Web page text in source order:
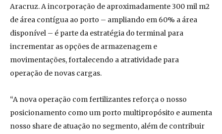
Aracruz. A incorporação de aproximadamente 300 mil m2
de área contígua ao porto – ampliando em 60% a área
disponível – é parte da estratégia do terminal para
incrementar as opções de armazenagem e
movimentações, fortalecendo a atratividade para
operação de novas cargas.
“A nova operação com fertilizantes reforça o nosso
posicionamento como um porto multipropósito e aumenta
nosso share de atuação no segmento, além de contribuir